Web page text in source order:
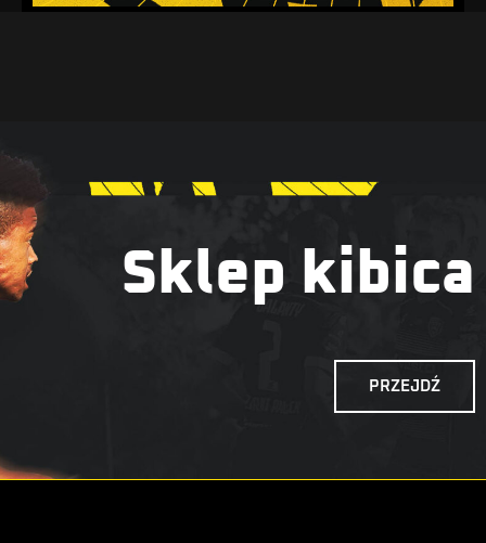
Sklep kibica
PRZEJDŹ